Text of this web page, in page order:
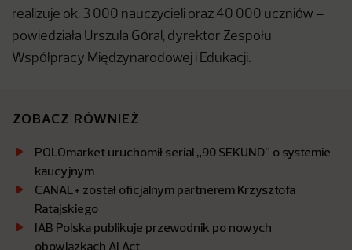
realizuje ok. 3 000 nauczycieli oraz 40 000 uczniów –
powiedziała Urszula Góral, dyrektor Zespołu
Współpracy Międzynarodowej i Edukacji.
ZOBACZ RÓWNIEŻ
POLOmarket uruchomił serial „90 SEKUND” o systemie
kaucyjnym
CANAL+ został oficjalnym partnerem Krzysztofa
Ratajskiego
IAB Polska publikuje przewodnik po nowych
obowiązkach AI Act